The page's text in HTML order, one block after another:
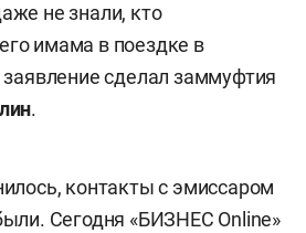
не знали, кто
имама в поездке в
сделал заммуфтия
.
контакты с эмиссаром
Сегодня «БИЗНЕС Online»